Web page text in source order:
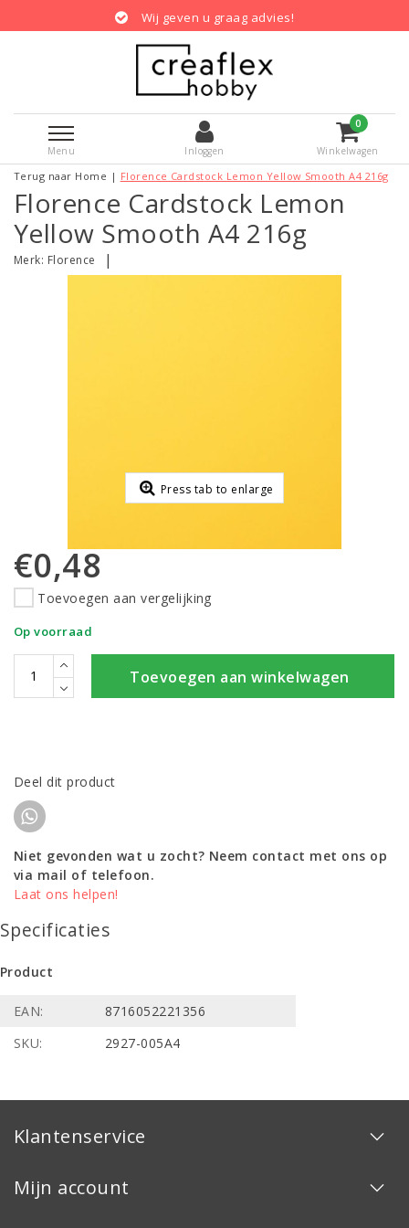
Wij geven u graag advies!
Menu Inloggen
0
Winkelwagen
Terug naar Home | Florence Cardstock Lemon Yellow Smooth A4 216g
Florence Cardstock Lemon
Yellow Smooth A4 216g
Merk: Florence |
Press tab to enlarge
€0,48
Toevoegen aan vergelijking
Op voorraad
Toevoegen aan winkelwagen
Deel dit product
Niet gevonden wat u zocht? Neem contact met ons op
via mail of telefoon.
Laat ons helpen!
Specificaties
Product
EAN:
8716052221356
SKU:
2927-005A4
Klantenservice
Mijn account